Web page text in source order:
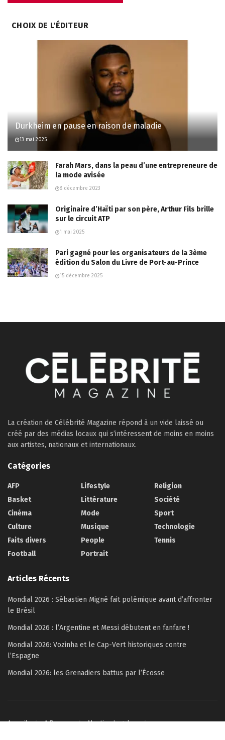
CHOIX DE L'ÉDITEUR
Durkheim en pause en raison de maladie
13 mai 2025
Farah Mars, dans la peau d’une entrepreneure de
la mode avisée
8 décembre 2023
Originaire d’Haïti par son père, Arthur Fils brille
sur le circuit ATP
1 mai 2025
Pari gagné pour les organisateurs de la 3ème
édition du Salon du Livre de Port-au-Prince
15 décembre 2025
La création de Célébrité Magazine répond à un vide laissé ou
créé par des médias locaux qui s’intéressent de moins en moins
aux artistes, nationaux et internationaux.
Catégories
AFP
Basket
Cinéma
Culture
Faits divers
Football
Lifestyle
Littérature
Mode
Musique
People
Portrait
Religion
Société
Sport
Technologie
Tennis
Articles Récents
Mondial 2026 : Sébastien Migné fait polémique avant d’affronter
le Brésil
Mondial 2026 : l’Argentine et Messi débutent en fanfare !
Mondial 2026: Vozinha et le Cap-Vert historiques contre
l’Espagne
Mondial 2026: les Grenadiers battus par l’Écosse
Accueil A Propos
Mention Legales